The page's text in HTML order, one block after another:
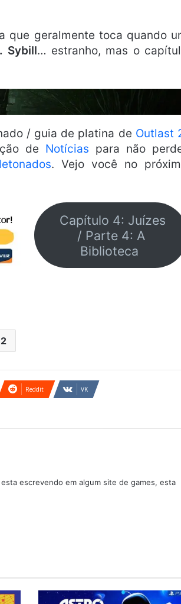
que geralmente toca quando
Sybill… estranho, mas o
/ guia de platina de Outlast
de Notícias para não
. Vejo você no
Capítulo 4: Juízes
/ Parte 4: A
Biblioteca
Reddit VK
escrevendo em algum site de games, esta